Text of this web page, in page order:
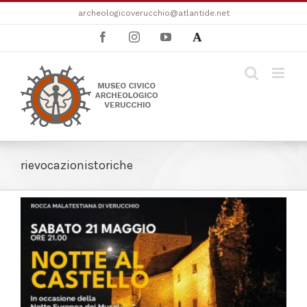
al
archeologicoverucchio@atlantide.net
FacebookInstagramYouTubeAcademia
rievocazionistoriche